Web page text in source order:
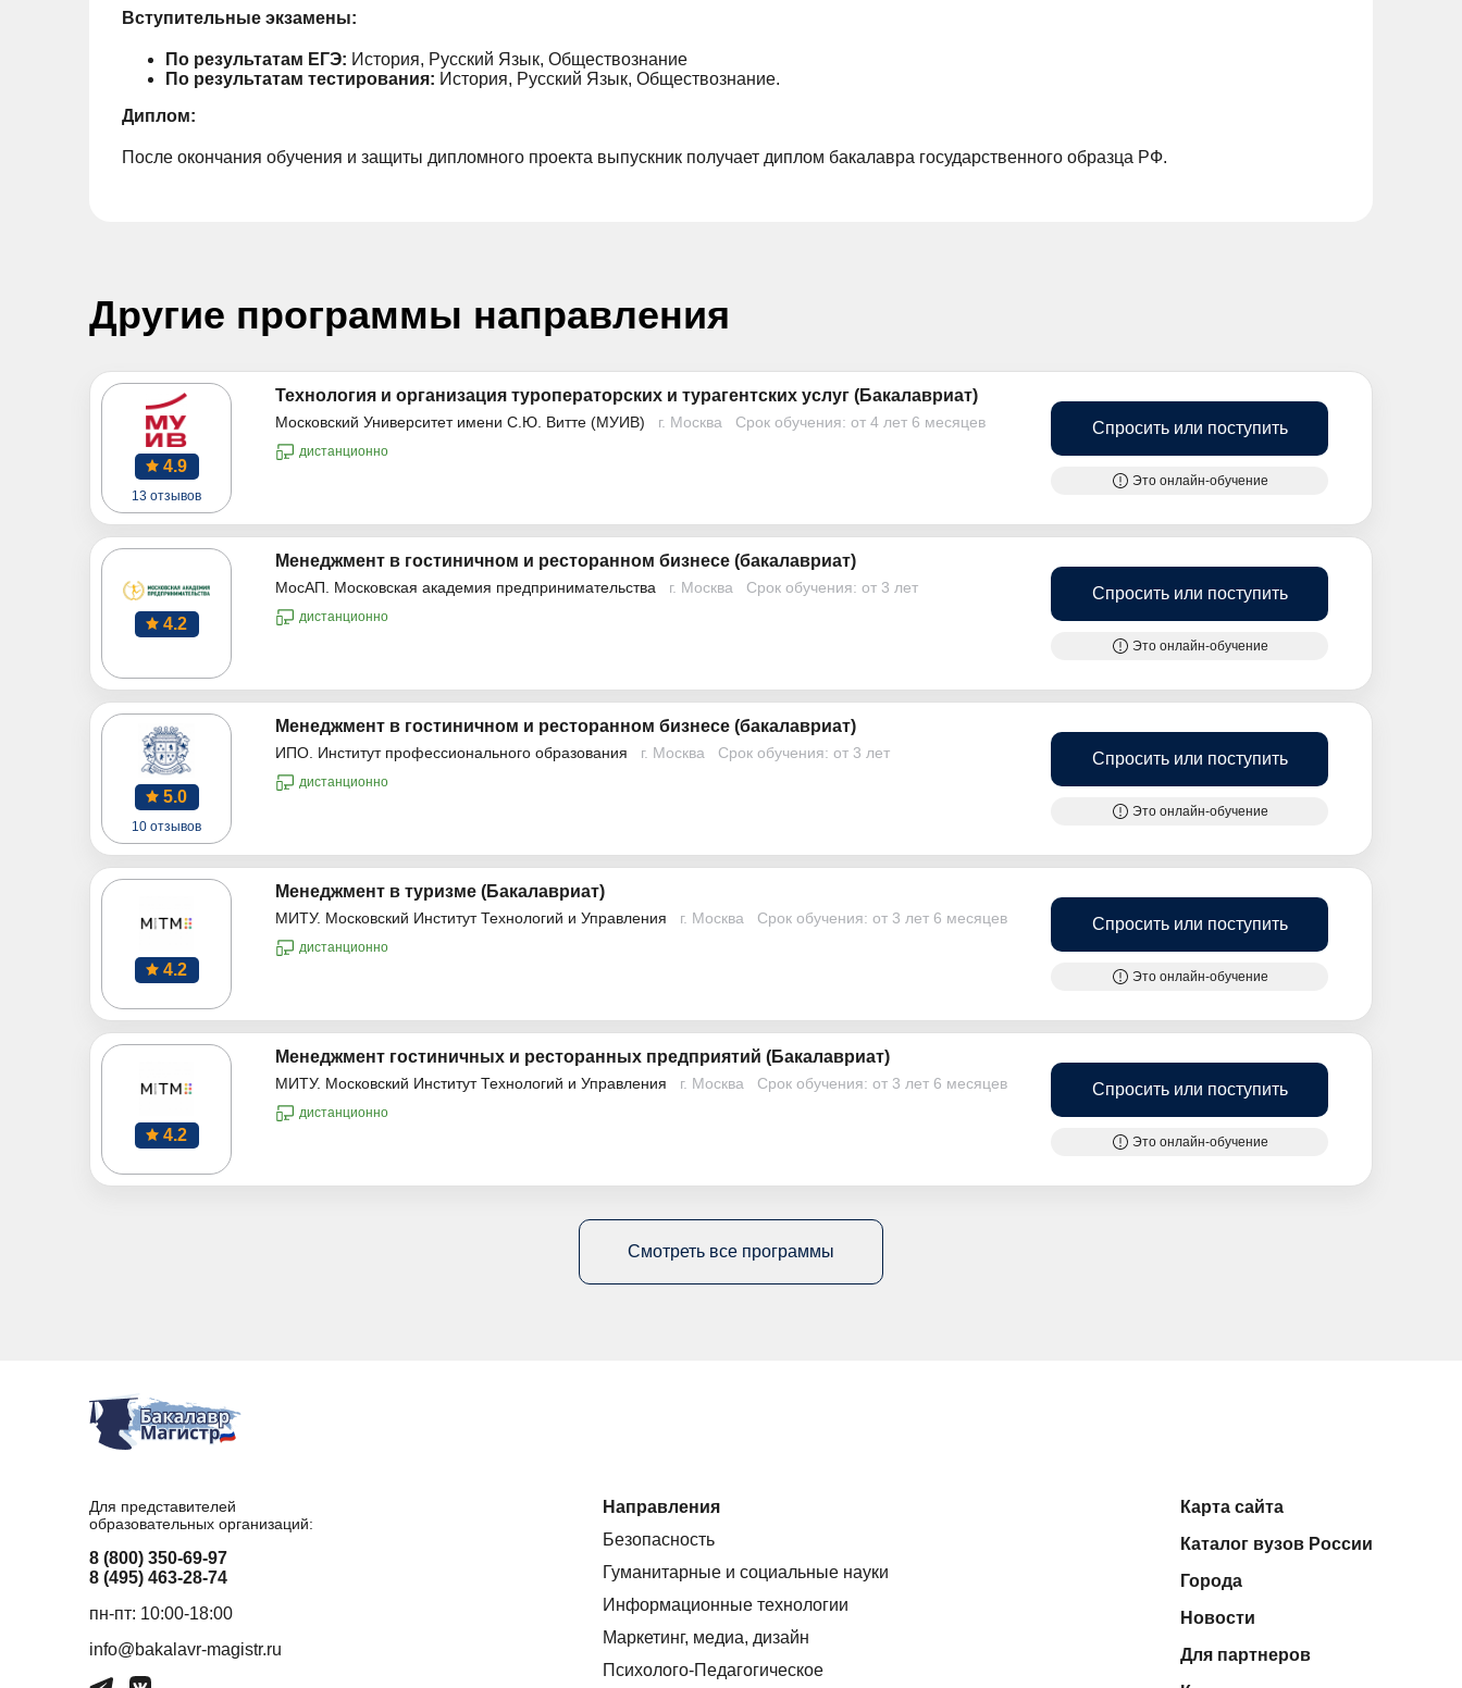
Вступительные экзамены:
По результатам ЕГЭ: История, Русский Язык, Обществознание
По результатам тестирования: История, Русский Язык, Обществознание.
Диплом:
После окончания обучения и защиты дипломного проекта выпускник получает диплом бакалавра государственного образца РФ.
Другие программы направления
4.9
13 отзывов
Технология и организация туроператорских и турагентских услуг (Бакалавриат)
Московский Университет имени С.Ю. Витте (МУИВ) г. Москва Срок обучения: от 4 лет 6 месяцев
дистанционно
Спросить или поступить
Это онлайн-обучение
4.2
Менеджмент в гостиничном и ресторанном бизнесе (бакалавриат)
МосАП. Московская академия предпринимательства г. Москва Срок обучения: от 3 лет
дистанционно
Спросить или поступить
Это онлайн-обучение
5.0
10 отзывов
Менеджмент в гостиничном и ресторанном бизнесе (бакалавриат)
ИПО. Институт профессионального образования г. Москва Срок обучения: от 3 лет
дистанционно
Спросить или поступить
Это онлайн-обучение
4.2
Менеджмент в туризме (Бакалавриат)
МИТУ. Московский Институт Технологий и Управления г. Москва Срок обучения: от 3 лет 6 месяцев
дистанционно
Спросить или поступить
Это онлайн-обучение
4.2
Менеджмент гостиничных и ресторанных предприятий (Бакалавриат)
МИТУ. Московский Институт Технологий и Управления г. Москва Срок обучения: от 3 лет 6 месяцев
дистанционно
Спросить или поступить
Это онлайн-обучение
Смотреть все программы
Для представителей
образовательных организаций:
8 (800) 350-69-97
8 (495) 463-28-74
пн-пт: 10:00-18:00
info@bakalavr-magistr.ru
Направления
Безопасность
Гуманитарные и социальные науки
Информационные технологии
Маркетинг, медиа, дизайн
Психолого-Педагогическое
Карта сайта
Каталог вузов России
Города
Новости
Для партнеров